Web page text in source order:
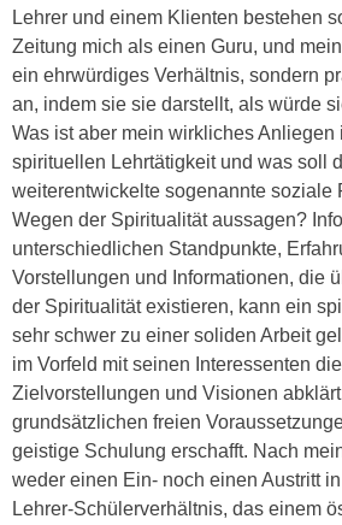
Lehrer und einem Klienten bestehen
Zeitung mich als einen Guru, und
ein ehrwürdiges Verhältnis, sondern
an, indem sie sie darstellt, als würde
Was ist aber mein wirkliches Anliegen
spirituellen Lehrtätigkeit und was soll
weiterentwickelte sogenannte soziale
Wegen der Spiritualität aussagen?
unterschiedlichen Standpunkte,
Vorstellungen und Informationen, die
der Spiritualität existieren, kann ein
sehr schwer zu einer soliden Arbeit
im Vorfeld mit seinen Interessenten
Zielvorstellungen und Visionen
grundsätzlichen freien
geistige Schulung erschafft. Nach
weder einen Ein- noch einen Austritt
Lehrer-Schülerverhältnis, das einem